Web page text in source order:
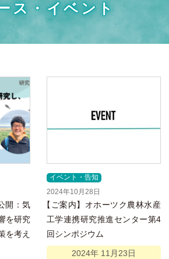
ス・イベント
開：気
を研究
を考え
イベント・告知
2024年10月28日
【 ご案内】オホーツク農林水産
工学連携研究推進センター第4
回シンポジウム
2024年 11月 23日